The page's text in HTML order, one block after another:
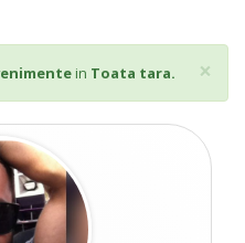
×
in Toata tara.